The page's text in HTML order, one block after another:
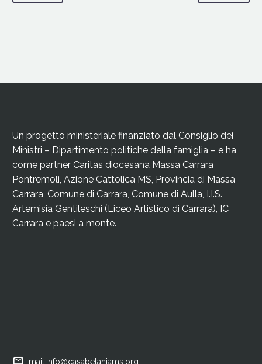
Un progetto ministeriale finanziato dal Consiglio dei
Ministri – Dipartimento politiche della famiglia – e ha
come partner Caritas diocesana Massa Carrara
Pontremoli, Azione Cattolica MS, Provincia di Massa
Carrara, Comune di Carrara, Comune di Aulla, I.I.S.
Artemisia Gentileschi (Liceo Artistico di Carrara), IC
Carrara e paesi a monte.

 mail.info@casabetaniams.org